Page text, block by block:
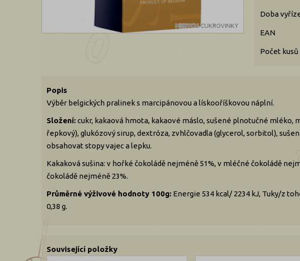
Doba
EAN
Počet
Popis
Výběr belgických pralinek s marcipánovou a lískooříškovou náplní.
Složení:cukr, kakaová hmota, kakaové máslo, sušené plnotučné mléko,
řepkový), glukózový sirup, dextróza, zvhlčovadla (glycerol, sorbitol),
obsahovat stopy vajec a lepku.
Kakaková sušina: v hořké čokoládě nejméně 51%, v mléčné čokoládě
čokoládě nejméně 23%.
Průměrné výživové hodnoty 100g: Energie 534 kcal/ 2234 kJ, Tuky/z
0,38 g.
Související položky